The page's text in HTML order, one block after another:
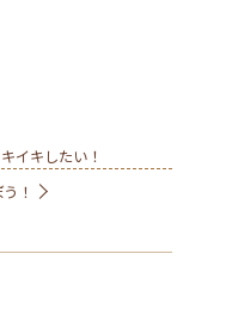
イキしたい！
！